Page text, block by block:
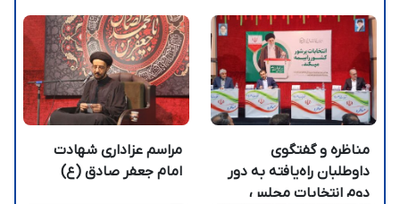
مناظره و گفتگوی
داوطلبان راه‌یافته به دور
دوم انتخابات مجلس
مراسم عزاداری شهادت
امام جعفر صادق (ع)